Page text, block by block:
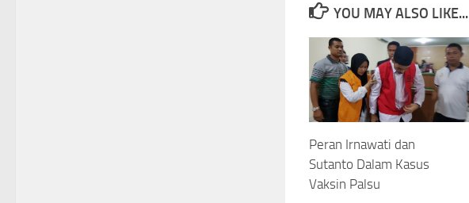
YOU MAY ALSO LIKE...
Peran Irnawati dan
Sutanto Dalam Kasus
Vaksin Palsu